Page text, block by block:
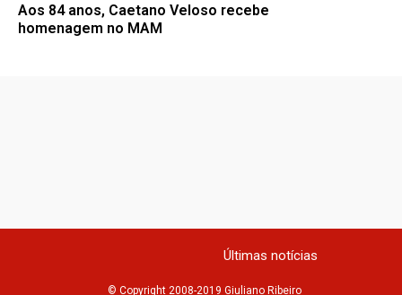
Aos 84 anos, Caetano Veloso recebe
homenagem no MAM
Últimas notícias
© Copyright 2008-2019 Giuliano Ribeiro